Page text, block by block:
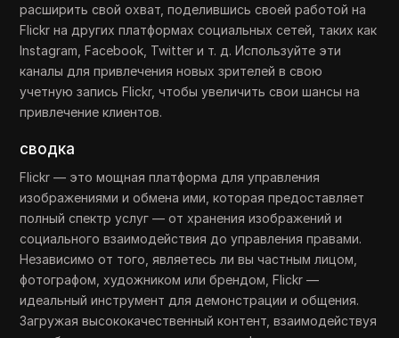
расширить свой охват, поделившись своей работой на
Flickr на других платформах социальных сетей, таких как
Instagram, Facebook, Twitter и т. д. Используйте эти
каналы для привлечения новых зрителей в свою
учетную запись Flickr, чтобы увеличить свои шансы на
привлечение клиентов.
сводка
Flickr — это мощная платформа для управления
изображениями и обмена ими, которая предоставляет
полный спектр услуг — от хранения изображений и
социального взаимодействия до управления правами.
Независимо от того, являетесь ли вы частным лицом,
фотографом, художником или брендом, Flickr —
идеальный инструмент для демонстрации и общения.
Загружая высококачественный контент, взаимодействуя